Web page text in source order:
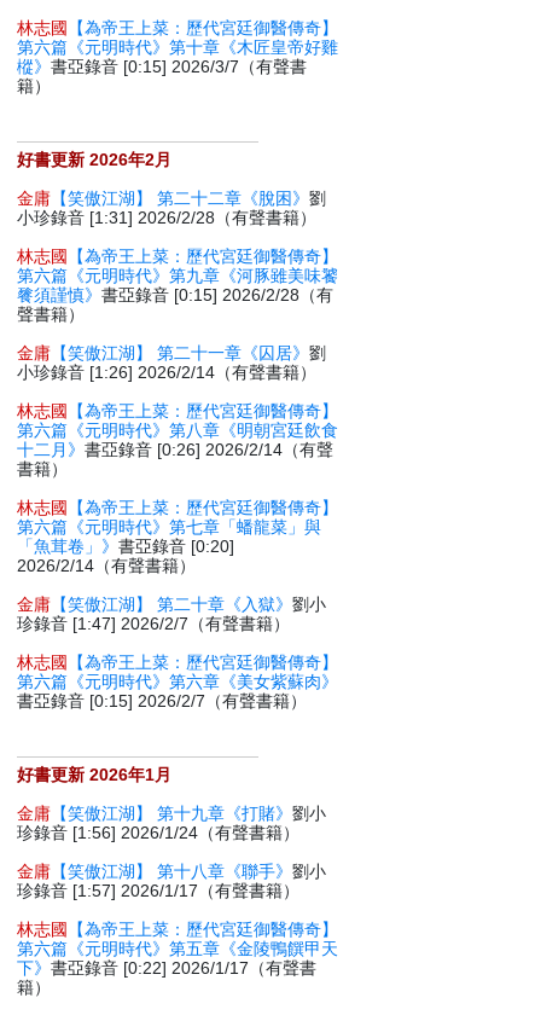
林志國
【為帝王上菜：歷代宮廷御醫傳奇】
第六篇《元明時代》第十章《木匠皇帝好雞
樅》書亞錄音 [0:15] 2026/3/7（有聲書
籍）
好書更新 2026年2月
金庸 【笑傲江湖】 第二十二章《脫困》劉
小珍錄音 [1:31] 2026/2/28（有聲書籍）
林志國
【為帝王上菜：歷代宮廷御醫傳奇】
第六篇《元明時代》第九章《河豚雖美味饕
餮須謹慎》書亞錄音 [0:15] 2026/2/28（有
聲書籍）
金庸 【笑傲江湖】 第二十一章《囚居》劉
小珍錄音 [1:26] 2026/2/14（有聲書籍）
林志國
【為帝王上菜：歷代宮廷御醫傳奇】
第六篇《元明時代》第八章《明朝宮廷飲食
十二月》書亞錄音 [0:26] 2026/2/14（有聲
書籍）
林志國
【為帝王上菜：歷代宮廷御醫傳奇】
第六篇《元明時代》第七章「蟠龍菜」與
「魚茸卷」》書亞錄音 [0:20]
2026/2/14（有聲書籍）
金庸 【笑傲江湖】 第二十章《入獄》劉小
珍錄音 [1:47] 2026/2/7（有聲書籍）
林志國
【為帝王上菜：歷代宮廷御醫傳奇】
第六篇《元明時代》第六章《美女紫蘇肉》
書亞錄音 [0:15] 2026/2/7（有聲書籍）
好書更新 2026年1月
金庸 【笑傲江湖】 第十九章《打賭》劉小
珍錄音 [1:56] 2026/1/24（有聲書籍）
金庸 【笑傲江湖】 第十八章《聯手》劉小
珍錄音 [1:57] 2026/1/17（有聲書籍）
林志國
【為帝王上菜：歷代宮廷御醫傳奇】
第六篇《元明時代》第五章《金陵鴨饌甲天
下》書亞錄音 [0:22] 2026/1/17（有聲書
籍）